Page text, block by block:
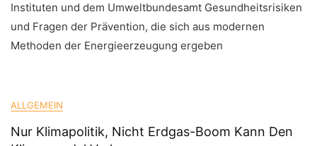
Instituten und dem Umweltbundesamt Gesundheitsrisiken
und Fragen der Prävention, die sich aus modernen
Methoden der Energieerzeugung ergeben
ALLGEMEIN
Nur Klimapolitik, Nicht Erdgas-Boom Kann Den